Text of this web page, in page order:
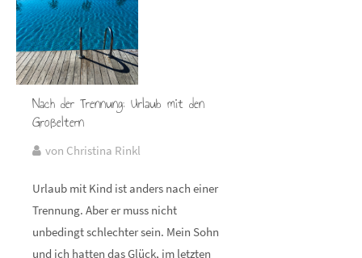
Nach der Trennung: Urlaub mit den
Großeltern
von Christina Rinkl
Urlaub mit Kind ist anders nach einer
Trennung. Aber er muss nicht
unbedingt schlechter sein. Mein Sohn
und ich hatten das Glück, im letzten